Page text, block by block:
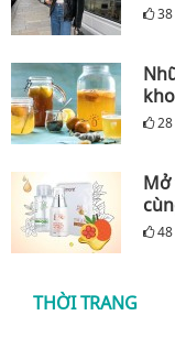
38
28
Mở
48
THỜI TRANG